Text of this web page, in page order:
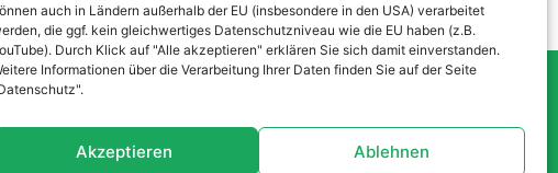
auch in Ländern außerhalb der EU (insbesondere in den USA) verarbeitet
die ggf. kein gleichwertiges Datenschutzniveau wie die EU haben (z.B.
Durch Klick auf "Alle akzeptieren" erklären Sie sich damit einverstanden.
Informationen über die Verarbeitung Ihrer Daten finden Sie auf der Seite
Akzeptieren Ablehnen
Datenschutzerklärung